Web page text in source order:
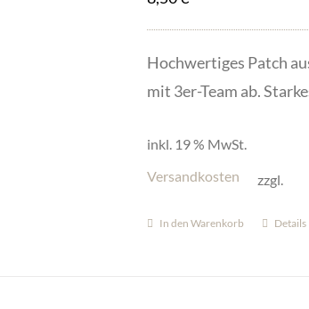
Hochwertiges Patch
mit 3er-Team ab.
inkl. 19 % MwSt.
zzgl.
Versandkosten
In den Warenkorb Details